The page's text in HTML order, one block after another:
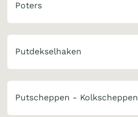
Poters
Putdekselhaken
Putscheppen - Kolkscheppen